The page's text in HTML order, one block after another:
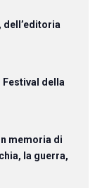
dell’editoria
Festival della
memoria di
la guerra,